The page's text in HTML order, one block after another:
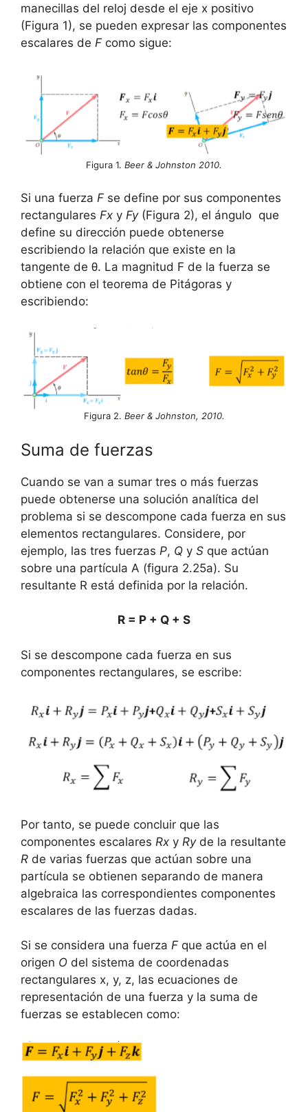
manecillas del reloj desde el eje x positivo
(Figura 1), se pueden expresar las componentes
escalares de F como sigue:
Figura 1. Beer & Johnston 2010.
Si una fuerza F se define por sus componentes
rectangulares Fx y Fy(Figura 2), el ángulo que
define su dirección puede obtenerse
escribiendo la relación que existe en la
tangente de θ. La magnitud F de la fuerza se
obtiene con el teorema de Pitágoras y
escribiendo:
Figura 2. Beer & Johnston, 2010.
Suma de fuerzas
Cuando se van a sumar tres o más fuerzas
puede obtenerse una solución analítica del
problema si se descompone cada fuerza en sus
elementos rectangulares. Considere, por
ejemplo, las tres fuerzas P, Q y S que actúan
sobre una partícula A (figura 2.25a). Su
resultante R está definida por la relación.
R = P + Q + S
Si se descompone cada fuerza en sus
componentes rectangulares, se escribe:
Por tanto, se puede concluir que las
componentes escalares Rx y Ryde la resultante
R de varias fuerzas que actúan sobre una
partícula se obtienen separando de manera
algebraica las correspondientes componentes
escalares de las fuerzas dadas.
Si se considera una fuerza F que actúa en el
origen O del sistema de coordenadas
rectangulares x, y, z, las ecuaciones de
representación de una fuerza y la suma de
fuerzas se establecen como: